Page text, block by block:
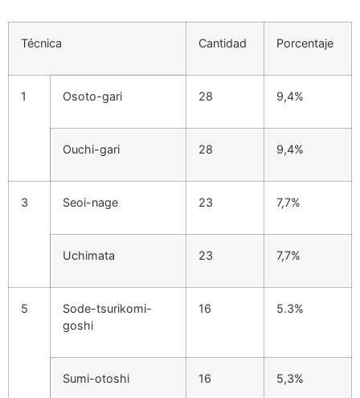
Técnica Cantidad Porcentaje
1 Osoto-gari 28 9,4%
Ouchi-gari 28 9,4%
3 Seoi-nage 23 7,7%
Uchimata 23 7,7%
5
Sode-tsurikomi-
goshi
16 5.3%
Sumi-otoshi 16 5,3%